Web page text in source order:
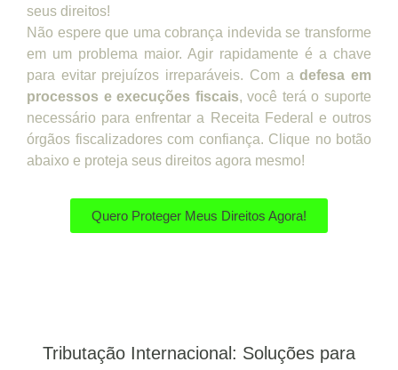
seus direitos!
Não espere que uma cobrança indevida se transforme
em um problema maior. Agir rapidamente é a chave
para evitar prejuízos irreparáveis. Com adefesa em
processos e execuções fiscais, você terá o suporte
necessário para enfrentar a Receita Federal e outros
órgãos fiscalizadores com confiança. Clique no botão
abaixo e proteja seus direitos agora mesmo!
Quero Proteger Meus Direitos Agora!
Tributação Internacional: Soluções para